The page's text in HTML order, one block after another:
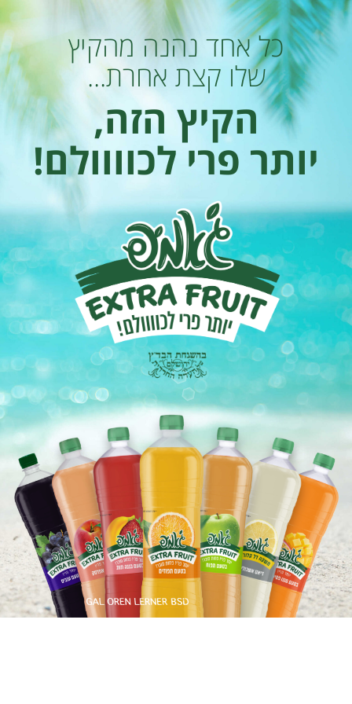
כל אחד נהנה מהקיץ
שלו קצת אחרת...
הקיץ הזה,
יותר פרי לכוווולם!